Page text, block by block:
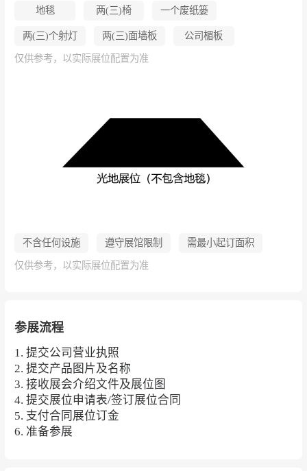
地毯 两(三)椅 一个废纸篓
两(三)个射灯 两(三)面墙板 公司楣板
仅供参考，以实际展位配置为准
不含任何设施 遵守展馆限制 需最小起订面积
仅供参考，以实际展位配置为准
参展流程
1. 提交公司营业执照
2. 提交产品图片及名称
3. 接收展会介绍文件及展位图
4. 提交展位申请表/签订展位合同
5. 支付合同展位订金
6. 准备参展